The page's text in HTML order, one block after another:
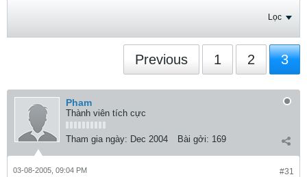
Lọc
Previous 1 2 3
Pham
Thành viên tích cực
Tham gia ngày: Dec 2004 Bài gởi: 169
#31
03-08-2005, 09:04 PM